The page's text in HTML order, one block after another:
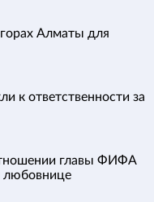
Алматы для
к ответственности за
главы ФИФА
любовнице